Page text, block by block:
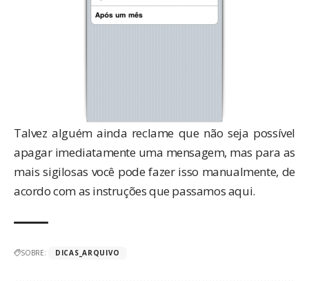
Talvez alguém ainda reclame que não seja possível
apagar imediatamente uma mensagem, mas para as
mais sigilosas você pode fazer isso manualmente, de
acordo com as instruções que passamos aqui.
SOBRE: DICAS_ARQUIVO